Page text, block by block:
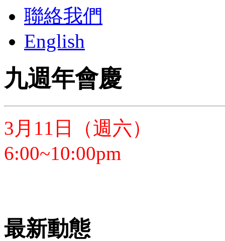
聯絡我們
English
九週年會慶
3月11日（週六）
6:00~10:00pm
最新動態